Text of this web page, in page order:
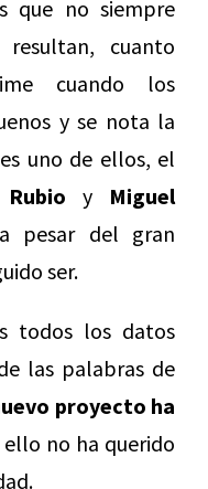
que no siempre
cuanto
cuando los
y se nota la
uno de ellos, el
y Miguel
pesar del gran
ser.
todos los datos
las palabras de
proyecto ha
no ha querido